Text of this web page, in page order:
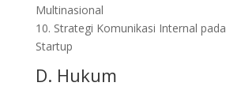
Multinasional
10. Strategi Komunikasi Internal
Startup
D. Hukum